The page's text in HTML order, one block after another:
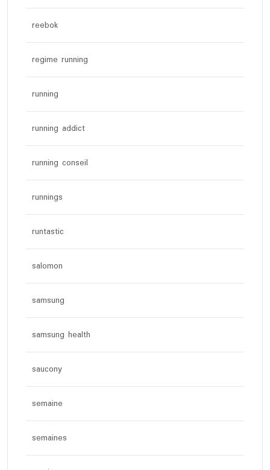
reebok
regime running
running
running addict
running conseil
runnings
runtastic
salomon
samsung
samsung health
saucony
semaine
semaines